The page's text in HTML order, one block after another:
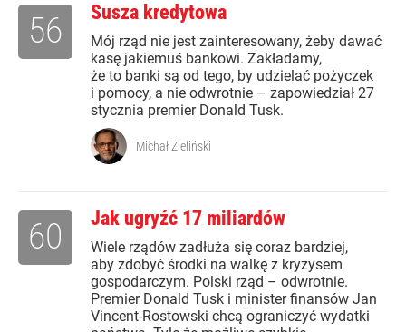
Susza kredytowa
Mój rząd nie jest zainteresowany, żeby dawać
kasę jakiemuś bankowi. Zakładamy,
że to banki są od tego, by udzielać pożyczek
i pomocy, a nie odwrotnie – zapowiedział 27
stycznia premier Donald Tusk.
56
Michał Zieliński
Jak ugryźć 17 miliardów
Wiele rządów zadłuża się coraz bardziej,
aby zdobyć środki na walkę z kryzysem
gospodarczym. Polski rząd – odwrotnie.
Premier Donald Tusk i minister finansów Jan
Vincent-Rostowski chcą ograniczyć wydatki
60